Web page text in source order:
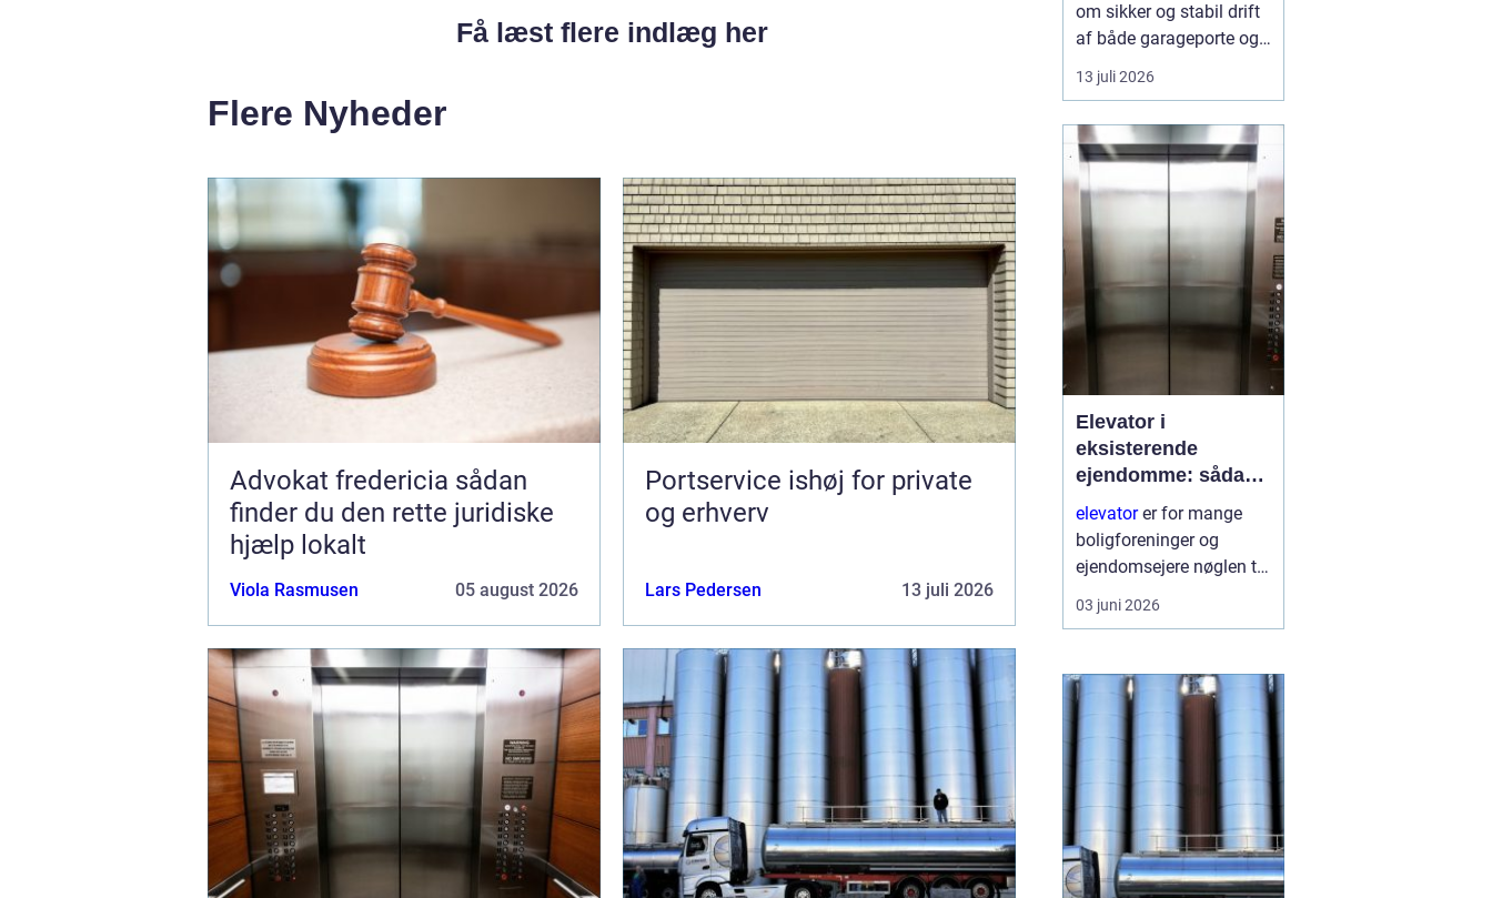
Få læst flere indlæg her
Flere Nyheder
Advokat fredericia sådan
finder du den rette juridiske
hjælp lokalt
Viola Rasmusen 05 august 2026
Portservice ishøj for private
og erhverv
Lars Pedersen 13 juli 2026
om sikker og stabil drift
af både garageporte og
industriporte i området
omkring ishøj. Når en
optimalt, giver d...
13 juli 2026
Elevator i
eksisterende
ejendomme: sådan
skaber du
tilgængelighed og
merværdi
elevatorer for mange
boligforeninger og
ejendomsejere nøglen til
både bedre
tilgængelighed og en
ejendomsværdi. Når en
ældre opgang får
instal...
03 juni 2026